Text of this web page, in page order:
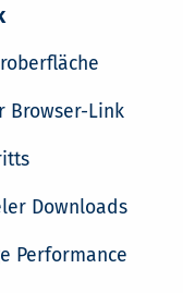
Browser-Link
Downloads
Performance